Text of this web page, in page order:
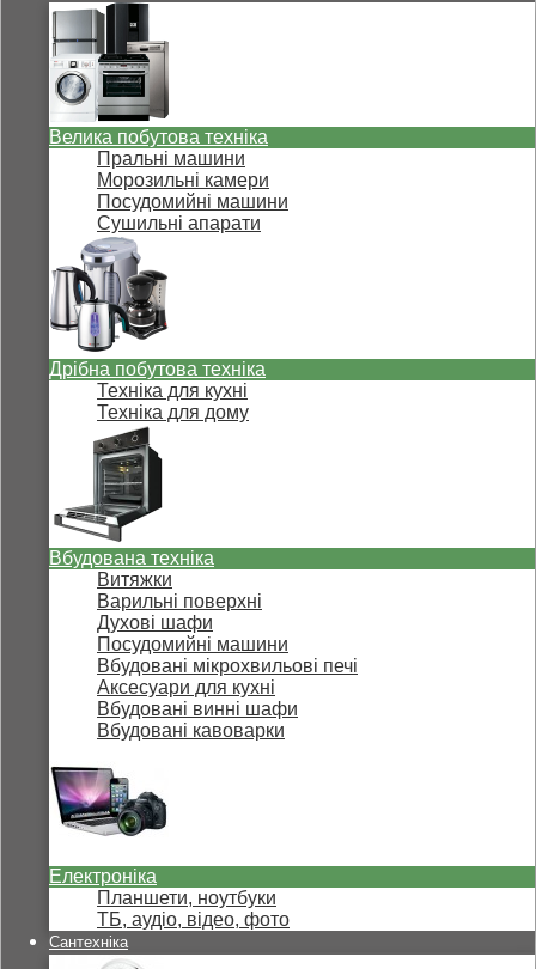
Велика побутова техніка
Пральні машини
Морозильні камери
Посудомийні машини
Сушильні апарати
Дрібна побутова техніка
Техніка для кухні
Техніка для дому
Вбудована техніка
Витяжки
Варильні поверхні
Духові шафи
Посудомийні машини
Вбудовані мікрохвильові печі
Аксесуари для кухні
Вбудовані винні шафи
Вбудовані кавоварки
Електроніка
Планшети, ноутбуки
ТБ, аудіо, відео, фото
Сантехніка